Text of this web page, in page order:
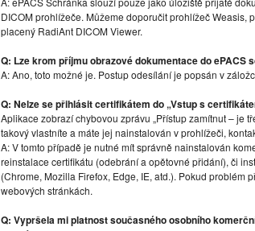
DICOM prohlížeče. Můžeme doporučit prohlížeč Weasis,
placený RadiAnt DICOM Viewer.
Q: Lze krom příjmu obrazové dokumentace do ePACS
A: Ano, toto možné je. Postup odesílání je popsán v
Q: Nelze se přihlásit certifikátem do „Vstup s
Aplikace zobrazí chybovou zprávu „Přístup zamítnut – je
takový vlastníte a máte jej nainstalován v prohlížeči,
A: V tomto případě je nutné mít správně nainstalován
reinstalace certifikátu (odebrání a opětovné přidání), či
(Chrome, Mozilla Firefox, Edge, IE, atd.). Pokud problém
webových stránkách.
Q: Vypršela mi platnost současného osobního